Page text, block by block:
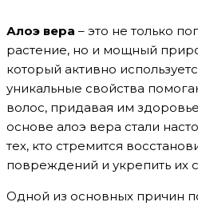
Алоэ вера – это не только
растение, но и мощный
который активно
уникальные свойства
волос, придавая им
основе алоэ вера стали
тех, кто стремится
повреждений и укрепить их
Одной из основных причин